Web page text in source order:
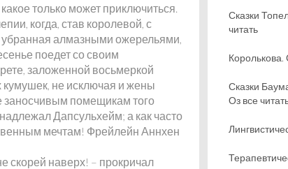
только может приключиться.
когда, став королевой, с
убранная алмазными ожерельями,
поедет со своим
заложенной восьмеркой
кумушек, не исключая и жены
заносчивым помещикам того
Дапсульхейм; а как часто
мечтам! Фрейлейн Аннхен
скорей наверх! – прокричал
Сказки
читать
Королькова.
Сказки
Оз все